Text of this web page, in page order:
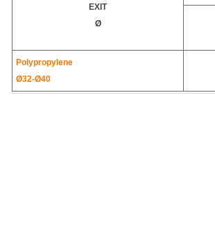
EXIT
Ø
Polypropylene
Ø32-Ø40